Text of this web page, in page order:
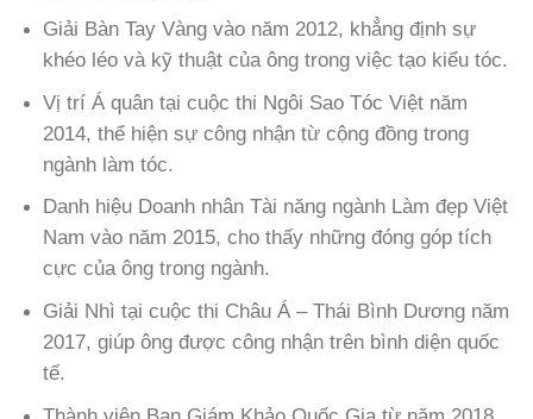
Giải Bàn Tay Vàng vào năm 2012, khẳng định sự
khéo léo và kỹ thuật của ông trong việc tạo kiểu tóc.
Vị trí Á quân tại cuộc thi Ngôi Sao Tóc Việt năm
2014, thể hiện sự công nhận từ cộng đồng trong
ngành làm tóc.
Danh hiệu Doanh nhân Tài năng ngành Làm đẹp Việt
Nam vào năm 2015, cho thấy những đóng góp tích
cực của ông trong ngành.
Giải Nhì tại cuộc thi Châu Á – Thái Bình Dương năm
2017, giúp ông được công nhận trên bình diện quốc
tế.